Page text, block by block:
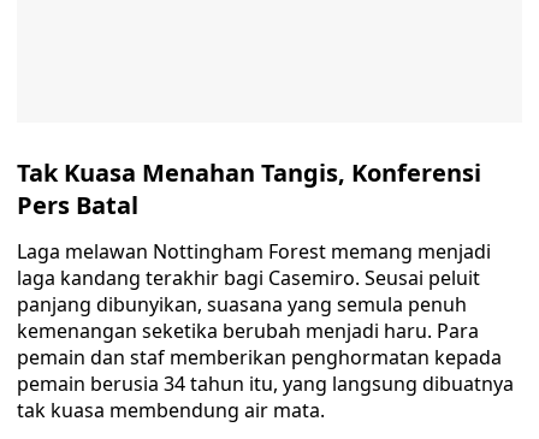
Tak Kuasa Menahan Tangis, Konferensi
Pers Batal
Laga melawan Nottingham Forest memang menjadi
laga kandang terakhir bagi Casemiro. Seusai peluit
panjang dibunyikan, suasana yang semula penuh
kemenangan seketika berubah menjadi haru. Para
pemain dan staf memberikan penghormatan kepada
pemain berusia 34 tahun itu, yang langsung dibuatnya
tak kuasa membendung air mata.